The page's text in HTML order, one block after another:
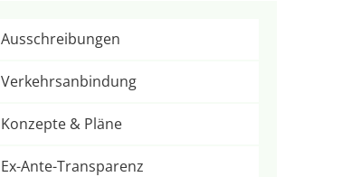
Ausschreibungen
Verkehrsanbindung
Konzepte & Pläne
Ex-Ante-Transparenz